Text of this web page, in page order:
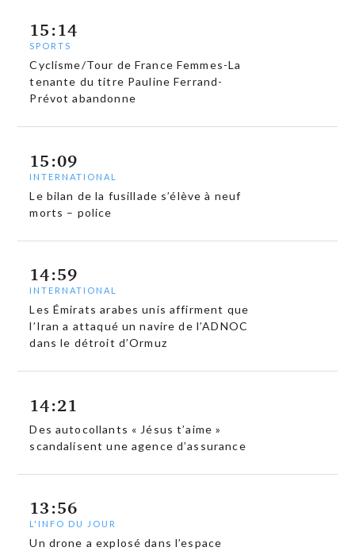
15:14
SPORTS
Cyclisme/Tour de France Femmes-La
tenante du titre Pauline Ferrand-
Prévot abandonne
15:09
INTERNATIONAL
Le bilan de la fusillade s’élève à neuf
morts – police
14:59
INTERNATIONAL
Les Émirats arabes unis affirment que
l’Iran a attaqué un navire de l’ADNOC
dans le détroit d’Ormuz
14:21
Des autocollants « Jésus t’aime »
scandalisent une agence d’assurance
13:56
L'INFO DU JOUR
Un drone a explosé dans l’espace